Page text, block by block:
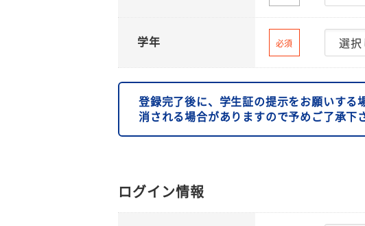
学年 必須
登録完了後に、学生証の提示をお願いする
消される場合がありますので予めご了承下
ログイン情報